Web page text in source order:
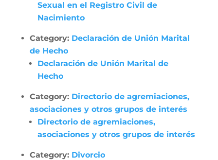
Sexual en el Registro Civil de
Nacimiento
Category: Declaración de Unión Marital
de Hecho
Declaración de Unión Marital de
Hecho
Category: Directorio de agremiaciones,
asociaciones y otros grupos de interés
Directorio de agremiaciones,
asociaciones y otros grupos de interés
Category: Divorcio